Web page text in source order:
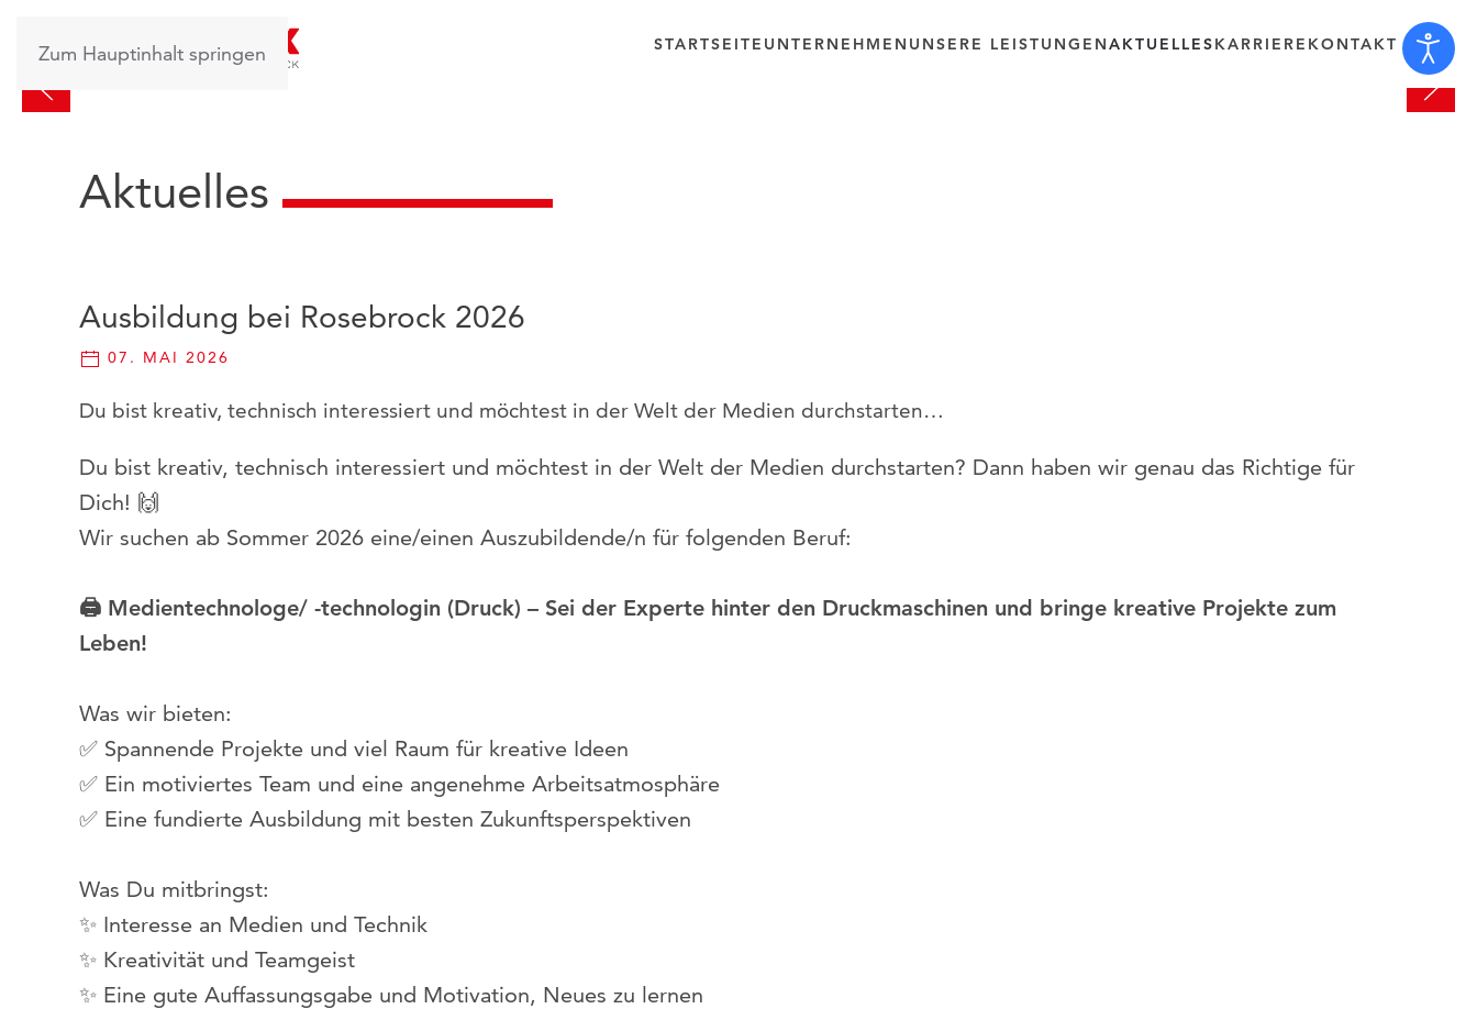
Zum Hauptinhalt springen STARTSEITE UNTERNEHMEN UNSERE LEISTUNGENAKTUELLESKARRIERE KONTAKT
Aktuelles
Ausbildung bei Rosebrock 2026
07. MAI 2026
Du bist kreativ, technisch interessiert und möchtest in der Welt der Medien durchstarten…
Du bist kreativ, technisch interessiert und möchtest in der Welt der Medien durchstarten? Dann haben wir genau das Richtige für
Dich! 🙌
Wir suchen ab Sommer 2026 eine/einen Auszubildende/n für folgenden Beruf:
🖨️ Medientechnologe/ -technologin (Druck) – Sei der Experte hinter den Druckmaschinen und bringe kreative Projekte zum
Leben!
Was wir bieten:
✅ Spannende Projekte und viel Raum für kreative Ideen
✅ Ein motiviertes Team und eine angenehme Arbeitsatmosphäre
✅ Eine fundierte Ausbildung mit besten Zukunftsperspektiven
Was Du mitbringst:
✨ Interesse an Medien und Technik
✨ Kreativität und Teamgeist
✨ Eine gute Auffassungsgabe und Motivation, Neues zu lernen